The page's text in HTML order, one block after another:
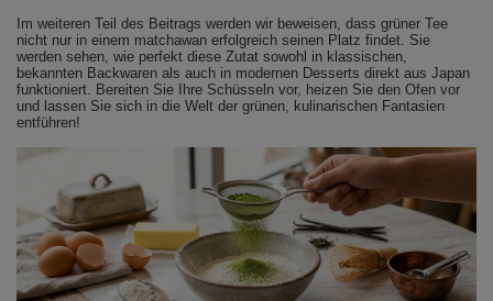
Im weiteren Teil des Beitrags werden wir beweisen, dass grüner Tee
nicht nur in einem matchawan erfolgreich seinen Platz findet. Sie
werden sehen, wie perfekt diese Zutat sowohl in klassischen,
bekannten Backwaren als auch in modernen Desserts direkt aus Japan
funktioniert. Bereiten Sie Ihre Schüsseln vor, heizen Sie den Ofen vor
und lassen Sie sich in die Welt der grünen, kulinarischen Fantasien
entführen!